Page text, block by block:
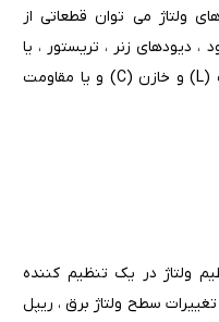
ولتاژ می توان قطعاتی از
، دیودهای زنر ، تریستور ، یا
تریاک و یا آپ امپ (op Amp) و سلف (L) و خازن (C) و یا مقاومت
ولتاژ در یک تنظیم کننده
سطح ولتاژ برق ، ریپل